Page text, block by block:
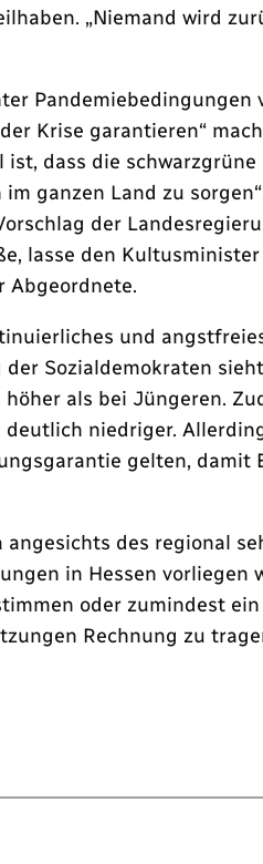
„Niemand wird
Pandemiebedingungen
Krise garantieren“
dass die schwarzgrüne
ganzen Land zu
der
lasse den
Abgeordnete.
und
der Sozialdemokraten
als bei Jüngeren.
niedriger.
gelten, damit
des regional
in Hessen vorliegen
oder zumindest
Rechnung zu